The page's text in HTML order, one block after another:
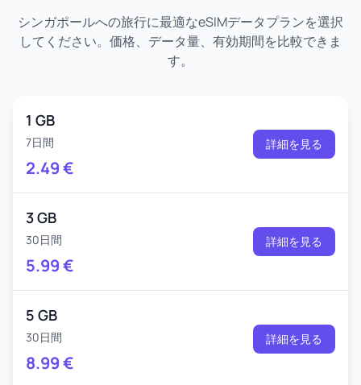
シンガポールへの旅行に最適なeSIMデータプランを選択
してください。価格、データ量、有効期間を比較できま
す。
1 GB
7日間
2.49€
詳細を見る
3 GB
30日間
5.99€
詳細を見る
5 GB
30日間
8.99€
詳細を見る